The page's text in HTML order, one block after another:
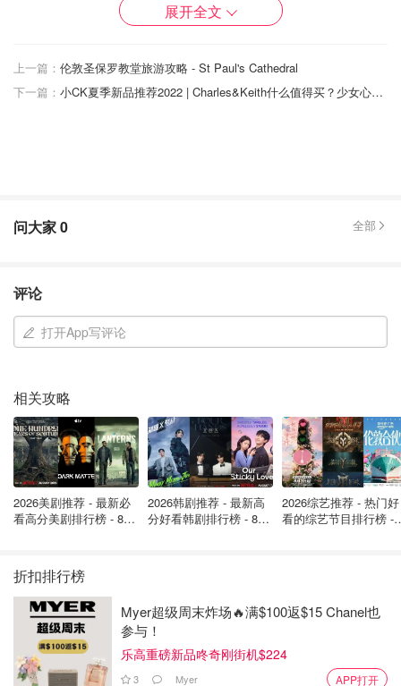
无论是香氛蜡烛，还是身体乳，Crabtree & Evelyn特有高级
香气总能为我带来安宁的心境。狂野，无规则，独特，无懈
可击是瑰柏翠特有的精神。或许对于我而言，Crabtree &
Evelyn的最大力量在于使人诚恳而宁静的面对真实的自我。
它的风格调性与自然诉说，总让人回归平静。
展开全文
上一篇： 伦敦圣保罗教堂旅游攻略 - St Paul's Cathedral
下一篇：
小CK夏季新品推荐2022 | Charles&Keith什么值得买？少女心满满的七夕限定你心动了吗？
问大家0 全部
评论
打开App写评论
相关攻略
2026美剧推荐 - 最新必
看高分美剧排行榜 - 8月
2026韩剧推荐 - 最新高
分好看韩剧排行榜 - 8月
2026综艺推荐 - 热门好
看的综艺节目排行榜 -
折扣排行榜
Myer超级周末炸场🔥满$100返$15 Chanel也
参与！
乐高重磅新品咚奇刚街机$224
3 Myer APP打开